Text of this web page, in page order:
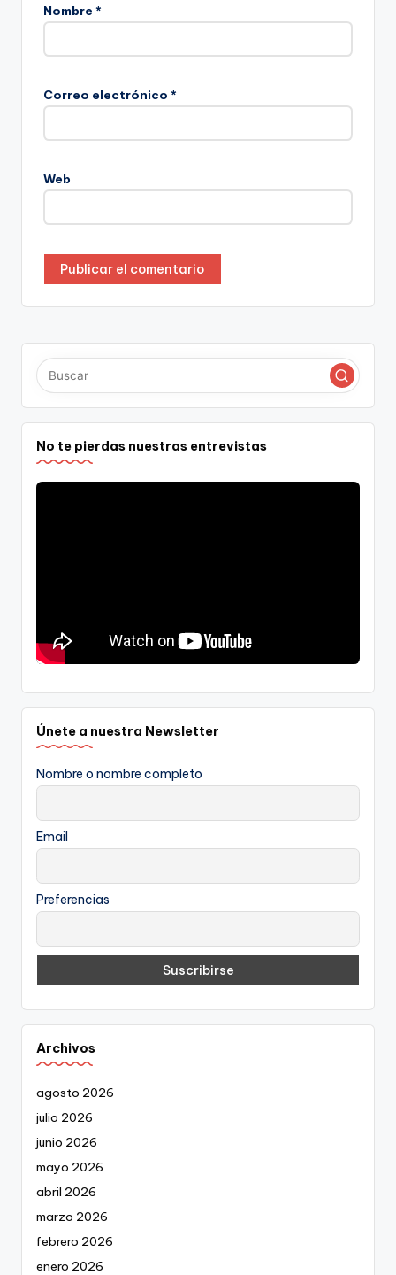
Nombre *
Correo electrónico *
Web
No te pierdas nuestras entrevistas
Únete a nuestra Newsletter
Nombre o nombre completo
Email
Preferencias
Archivos
agosto 2026
julio 2026
junio 2026
mayo 2026
abril 2026
marzo 2026
febrero 2026
enero 2026